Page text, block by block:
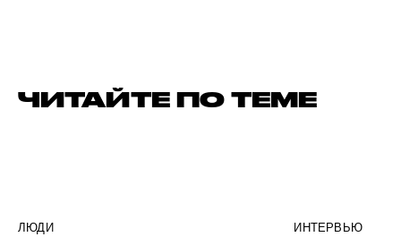
ЧИТАЙТЕ ПО ТЕМЕ
ЛЮДИ ИНТЕРВЬЮ